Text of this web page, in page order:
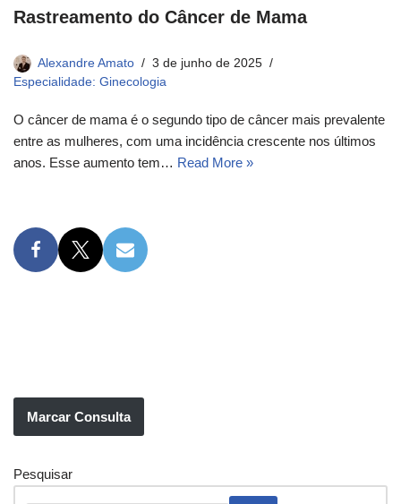
Rastreamento do Câncer de Mama
Alexandre Amato
3 de junho de 2025
Especialidade: Ginecologia
O câncer de mama é o segundo tipo de câncer mais prevalente
entre as mulheres, com uma incidência crescente nos últimos
anos. Esse aumento tem… Read More »
Marcar Consulta
Pesquisar